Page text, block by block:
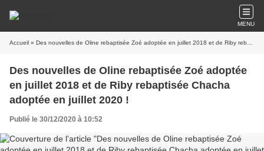
MENU
Accueil » Des nouvelles de Oline rebaptisée Zoé adoptée en juillet 2018 et de Riby rebaptisée Chacha adoptée en juillet 2020 !
Des nouvelles de Oline rebaptisée Zoé adoptée
en juillet 2018 et de Riby rebaptisée Chacha
adoptée en juillet 2020 !
Publié le 30/12/2020 à 10:52